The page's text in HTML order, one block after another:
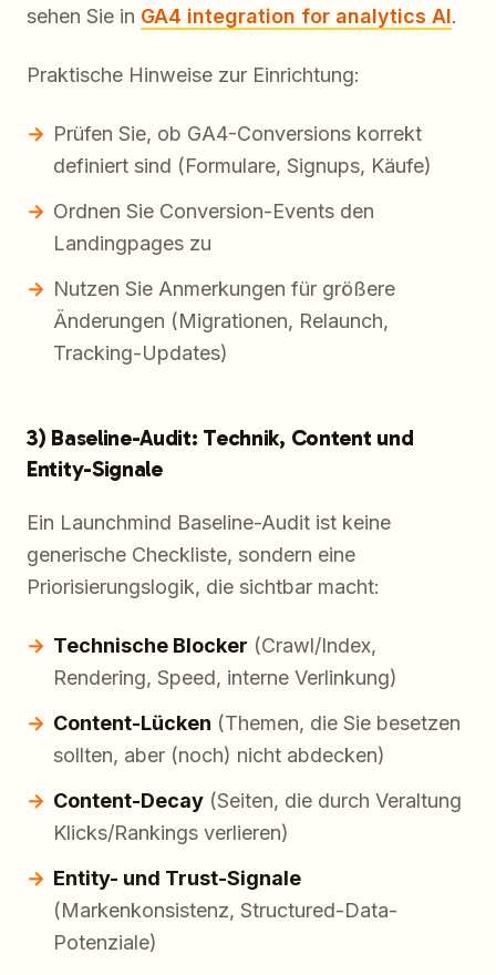
sehen Sie in GA4 integration for analytics AI.
Praktische Hinweise zur Einrichtung:
Prüfen Sie, ob GA4-Conversions korrekt
definiert sind (Formulare, Signups, Käufe)
Ordnen Sie Conversion-Events den
Landingpages zu
Nutzen Sie Anmerkungen für größere
Änderungen (Migrationen, Relaunch,
Tracking-Updates)
3) Baseline-Audit: Technik, Content und
Entity-Signale
Ein Launchmind Baseline-Audit ist keine
generische Checkliste, sondern eine
Priorisierungslogik, die sichtbar macht:
Technische Blocker (Crawl/Index,
Rendering, Speed, interne Verlinkung)
Content-Lücken (Themen, die Sie besetzen
sollten, aber (noch) nicht abdecken)
Content-Decay (Seiten, die durch Veraltung
Klicks/Rankings verlieren)
Entity- und Trust-Signale
(Markenkonsistenz, Structured-Data-
Potenziale)